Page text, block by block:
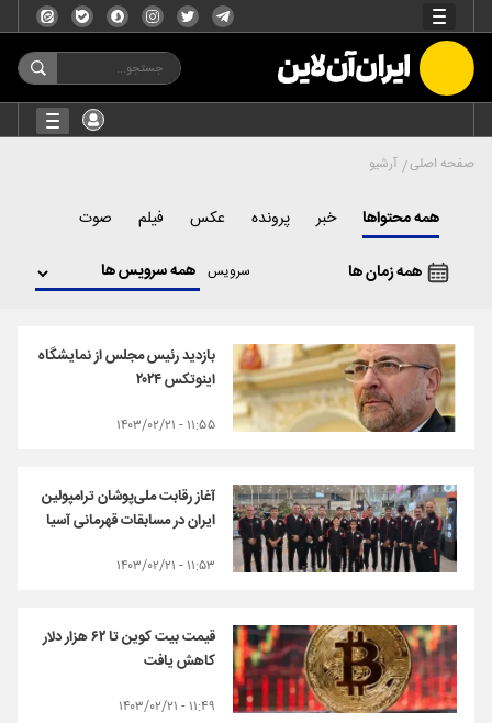
صفحه اصلی آرشیو
همه محتواها خبر پرونده عکس فیلم صوت
همه زمان ها سرویس
بازدید رئیس مجلس از نمایشگاه
اینوتکس ۲۰۲۴
۱۱:۵۵ - ۱۴۰۳/۰۲/۲۱
آغاز رقابت ملی‌پوشان ترامپولین
ایران در مسابقات قهرمانی آسیا
۱۱:۵۳ - ۱۴۰۳/۰۲/۲۱
قیمت بیت کوین تا ۶۲ هزار دلار
کاهش یافت
۱۱:۴۹ - ۱۴۰۳/۰۲/۲۱